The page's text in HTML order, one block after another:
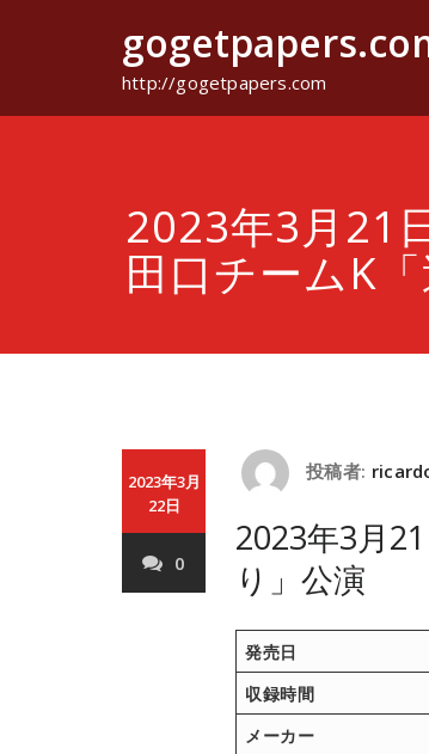
http://gogetpapers.com
2023年3月21
田口チームK
2023年3月
22日
0
投稿者:
2023年3月
り」公演
発売日
収録時間
メーカー